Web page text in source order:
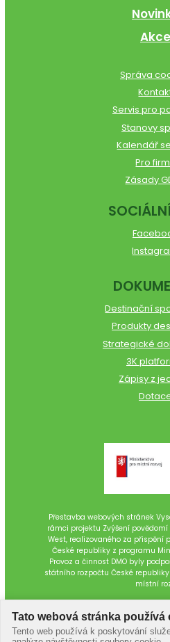
Akce
Správa
Servis pro
Stanovy
Kalendář
Pro
Zásady
Destinační
Produkty
Strategické
3K
Zápisy z
Přestavba webových stránek
rámci projektu Zvýšení
West, realizovaného za přispění
České republiky z programu
Provoz a činnost DMO byly
státního rozpočtu České
místní
Tato webová stránka používá
Tento web používá k poskytování